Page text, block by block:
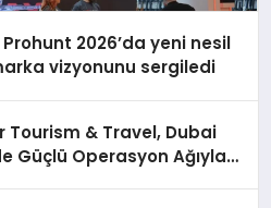
2026’da yeni nesil
vizyonunu sergiledi
Tourism & Travel, Dubai
Güçlü Operasyon Ağıyla